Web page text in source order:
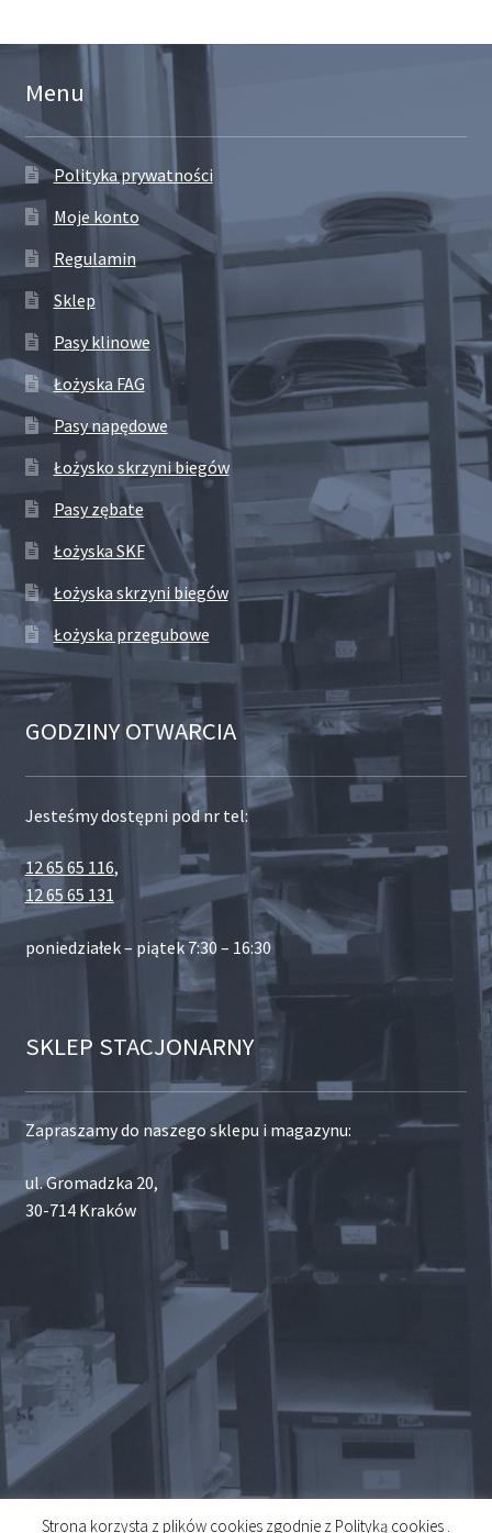
Menu
Polityka prywatności
Moje konto
Regulamin
Sklep
Pasy klinowe
Łożyska FAG
Pasy napędowe
Łożysko skrzyni biegów
Pasy zębate
Łożyska SKF
Łożyska skrzyni biegów
Łożyska przegubowe
GODZINY OTWARCIA
Jesteśmy dostępni pod nr tel:
12 65 65 116,
12 65 65 131
poniedziałek – piątek 7:30 – 16:30
SKLEP STACJONARNY
Zapraszamy do naszego sklepu i magazynu:
ul. Gromadzka 20,
30-714 Kraków
Strona korzysta z plików cookies zgodnie z Polityką cookies .